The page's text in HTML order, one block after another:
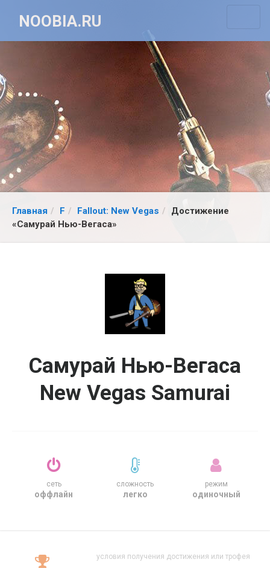
NOOBIA.RU
Главная F Fallout: New Vegas
Достижение
«Самурай Нью-Вегаса»
Самурай Нью-Вегаса
New Vegas Samurai
сеть
оффлайн
сложность
легко
режим
одиночный
условия получения достижения или трофея